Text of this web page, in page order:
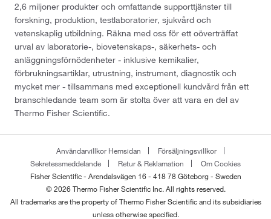
2,6 miljoner produkter och omfattande supporttjänster till
forskning, produktion, testlaboratorier, sjukvård och
vetenskaplig utbildning. Räkna med oss för ett oöverträffat
urval av laboratorie-, biovetenskaps-, säkerhets- och
anläggningsförnödenheter - inklusive kemikalier,
förbrukningsartiklar, utrustning, instrument, diagnostik och
mycket mer - tillsammans med exceptionell kundvård från ett
branschledande team som är stolta över att vara en del av
Thermo Fisher Scientific.
Användarvillkor Hemsidan
Försäljningsvillkor
Sekretessmeddelande
Retur & Reklamation
Om Cookies
Fisher Scientific - Arendalsvägen 16 - 418 78 Göteborg - Sweden
© 2026 Thermo Fisher Scientific Inc. All rights reserved.
All trademarks are the property of Thermo Fisher Scientific and its subsidiaries
unless otherwise specified.